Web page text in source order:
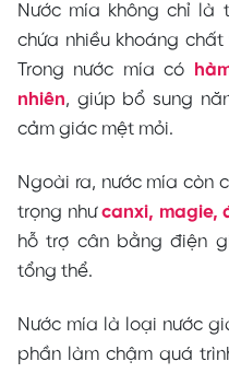
Nước mía không chỉ là
chứa nhiều khoáng
Trong nước mía có
nhiên, giúp bổ sung
cảm giác mệt mỏi.
Ngoài ra, nước mía còn
trọng nhưcanxi, magie,
hỗ trợ cân bằng điện
tổng thể.
Nước mía là loại nước
phần làm chậm quá